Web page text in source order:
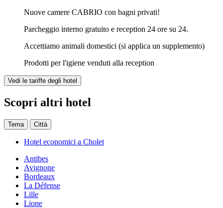
Nuove camere CABRIO con bagni privati!
Parcheggio interno gratuito e reception 24 ore su 24.
Accettiamo animali domestici (si applica un supplemento)
Prodotti per l'igiene venduti alla reception
Vedi le tariffe degli hotel
Scopri altri hotel
Tema Città
Hotel economici a Cholet
Antibes
Avignone
Bordeaux
La Défense
Lille
Lione